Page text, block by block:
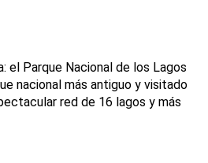
el Parque Nacional de los Lagos
nacional más antiguo y visitado
red de 16 lagos y más